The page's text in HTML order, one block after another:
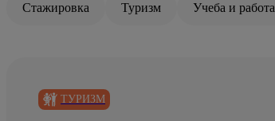
Стажировка Туризм Учеба и работа
ТУРИЗМ